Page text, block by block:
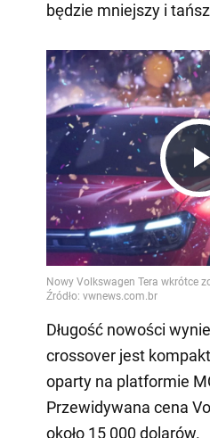
będzie mniejszy i
Długość nowości
crossover jest
oparty na platformie
Przewidywana cena
około 15 000 dolarów.